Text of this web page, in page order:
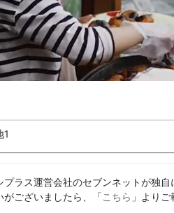
1
ラス運営会社のセブンネットが独
ございましたら、「こちら 」よりご